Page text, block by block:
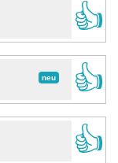
👍
neu
👍
👍